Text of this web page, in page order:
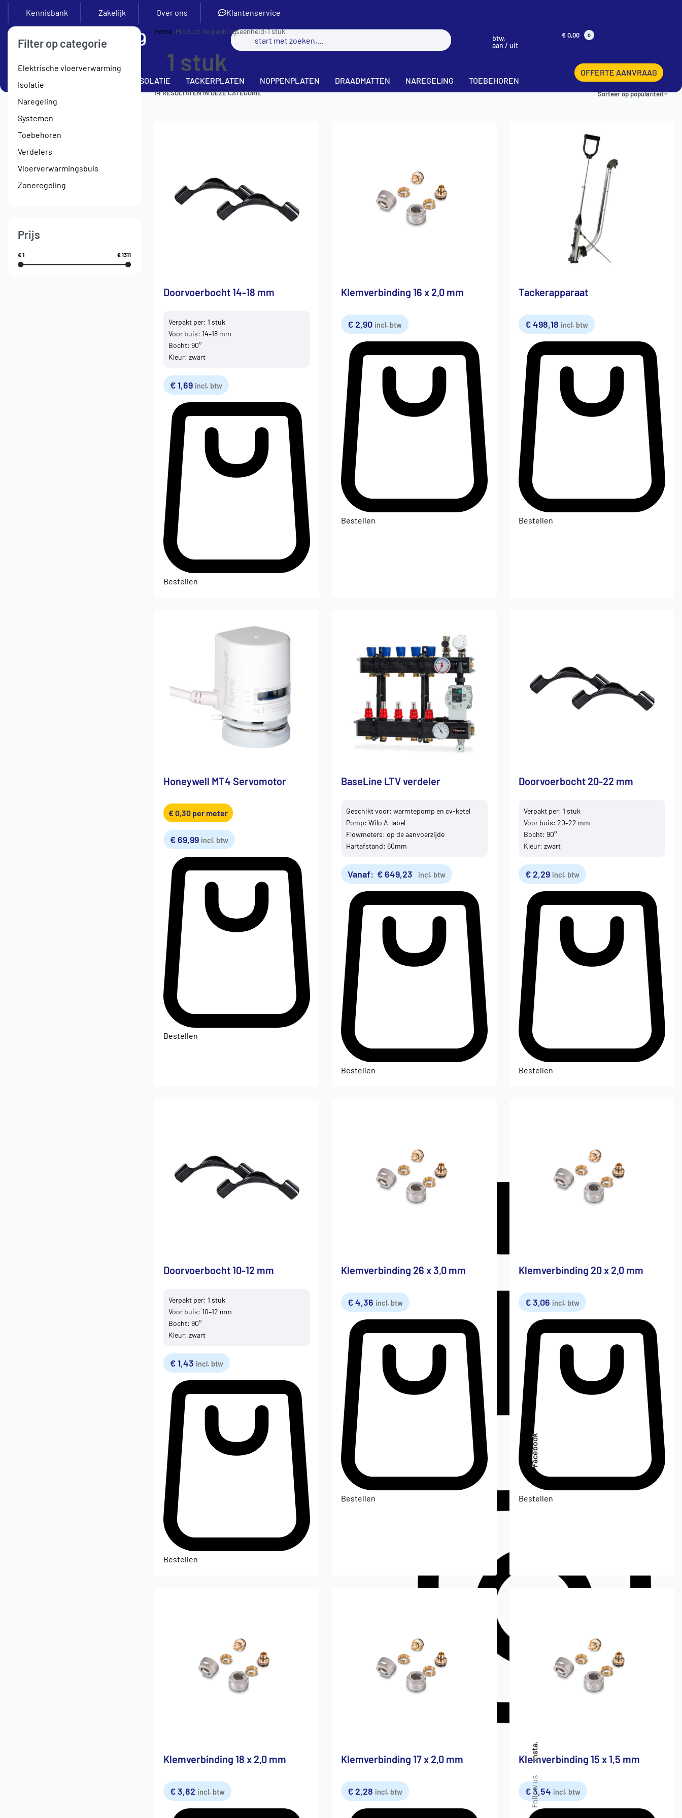
Kennisbank Zakelijk Over ons Klantenservice
btw.
aan / uit
€0,00 0
SETS ISOLATIE TACKERPLATEN NOPPENPLATEN DRAADMATTEN NAREGELING TOEBEHOREN
OFFERTE AANVRAAG
Filter op categorie
Elektrische vloerverwarming
Isolatie
Naregeling
Systemen
Toebehoren
Verdelers
Vloerverwarmingsbuis
Zoneregeling
Prijs
€ 1 € 1311
Home›Product Verpakkingseenheid›1 stuk
1 stuk
14RESULTATEN IN DEZE CATEGORIE Sorteer op populariteit
Doorvoerbocht 14-18 mm
Verpakt per: 1 stuk
Voor buis: 14–18 mm
Bocht: 90°
Kleur: zwart
€1,69 incl. btw
Bestellen
Klemverbinding 16 x 2,0 mm
€2,90 incl. btw
Bestellen
Tackerapparaat
€498,18 incl. btw
Bestellen
Honeywell MT4 Servomotor
€0,30 per meter
€ 69,99 incl. btw
Bestellen
BaseLine LTV verdeler
Geschikt voor: warmtepomp en cv-ketel
Pomp: Wilo A-label
Flowmeters: op de aanvoerzijde
Hartafstand: 60mm
Vanaf: € 649,23 incl. btw
Bestellen
Doorvoerbocht 20-22 mm
Verpakt per: 1 stuk
Voor buis: 20–22 mm
Bocht: 90°
Kleur: zwart
€2,29 incl. btw
Bestellen
Doorvoerbocht 10-12 mm
Verpakt per: 1 stuk
Voor buis: 10–12 mm
Bocht: 90°
Kleur: zwart
€1,43 incl. btw
Bestellen
Klemverbinding 26 x 3,0 mm
€4,36 incl. btw
Bestellen
Klemverbinding 20 x 2,0 mm
€3,06 incl. btw
Bestellen
Klemverbinding 18 x 2,0 mm
€3,82 incl. btw
Klemverbinding 17 x 2,0 mm
€2,28 incl. btw
Klemverbinding 15 x 1,5 mm
€3,54 incl. btw
Follow us
Insta.
Facebook